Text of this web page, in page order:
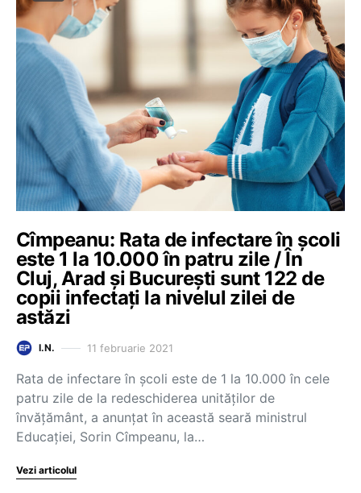
Cîmpeanu: Rata de infectare în școli
este 1 la 10.000 în patru zile / În
Cluj, Arad și București sunt 122 de
copii infectați la nivelul zilei de
astăzi
I.N. 11 februarie 2021
Rata de infectare în școli este de 1 la 10.000 în cele
patru zile de la redeschiderea unităților de
învățământ, a anunțat în această seară ministrul
Educației, Sorin Cîmpeanu, la…
Vezi articolul